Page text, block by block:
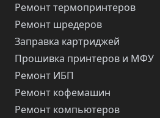
Ремонт термопринтеров
Ремонт шредеров
Заправка картриджей
Прошивка принтеров и МФУ
Ремонт ИБП
Ремонт кофемашин
Ремонт компьютеров